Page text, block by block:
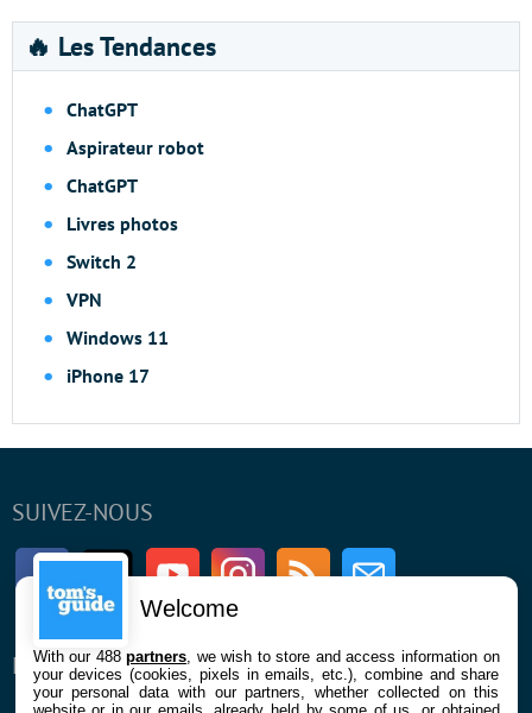
🔥 Les Tendances
ChatGPT
Aspirateur robot
ChatGPT
Livres photos
Switch 2
VPN
Windows 11
iPhone 17
SUIVEZ-NOUS
FacebookTwitter Youtube InstagramRSS Newsletter
ENTREPRISE À PROPOS
Welcome
With our 488partners , we wish to store and access information on
your devices (cookies, pixels in emails, etc.), combine and share
your personal data with our partners, whether collected on this
website or in our emails, already held by some of us, or obtained